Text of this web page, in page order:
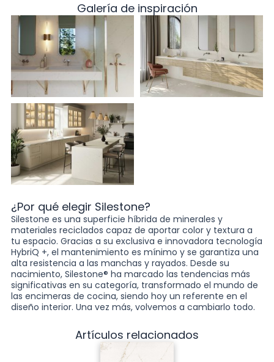
Galería de inspiración
¿Por qué elegir Silestone?
Silestone es una superficie híbrida de minerales y
materiales reciclados capaz de aportar color y textura a
tu espacio. Gracias a su exclusiva e innovadora tecnología
HybriQ +, el mantenimiento es mínimo y se garantiza una
alta resistencia a las manchas y rayados. Desde su
nacimiento, Silestone® ha marcado las tendencias más
significativas en su categoría, transformado el mundo de
las encimeras de cocina, siendo hoy un referente en el
diseño interior. Una vez más, volvemos a cambiarlo todo.
Artículos relacionados